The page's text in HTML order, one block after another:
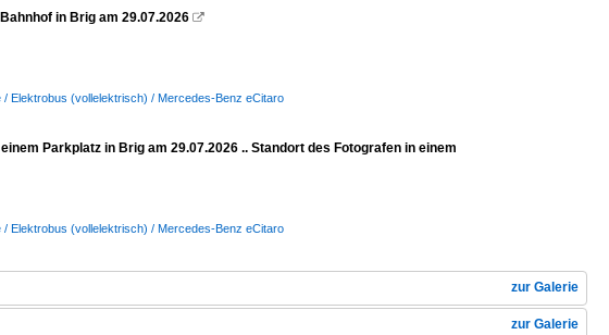
in Brig am 29.07.2026 
/ Elektrobus (vollelektrisch) / Mercedes-Benz eCitaro
Parkplatz in Brig am 29.07.2026 .. Standort des Fotografen in einem
/ Elektrobus (vollelektrisch) / Mercedes-Benz eCitaro
zur Galerie
zur Galerie